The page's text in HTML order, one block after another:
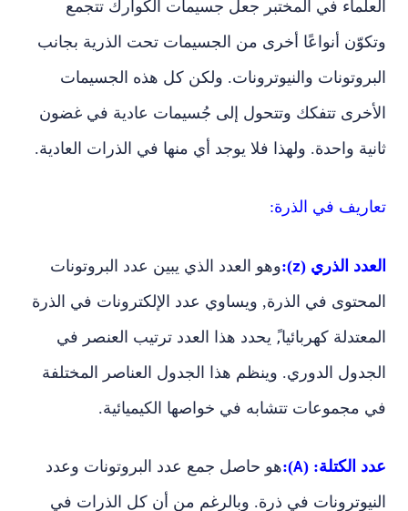
العلماء في المختبر جعل جسيمات الكوارك تتجمع
وتكوّن أنواعًا أخرى من الجسيمات تحت الذرية بجانب
البروتونات والنيوترونات. ولكن كل هذه الجسيمات
الأخرى تتفكك وتتحول إلى جُسيمات عادية في غضون
ثانية واحدة. ولهذا فلا يوجد أي منها في الذرات العادية.
تعاريف في الذرة:
العدد الذري (z
):وهو العدد الذي يبين عدد البروتونات
المحتوى في الذرة, ويساوي عدد الإلكترونات في الذرة
المعتدلة كهربائيا,ً يحدد هذا العدد ترتيب العنصر في
الجدول الدوري. وينظم هذا الجدول العناصر المختلفة
في مجموعات تتشابه في خواصها الكيميائية.
عدد الكتلة: (
A
):هو حاصل جمع عدد البروتونات وعدد
النيوترونات في ذرة. وبالرغم من أن كل الذرات في